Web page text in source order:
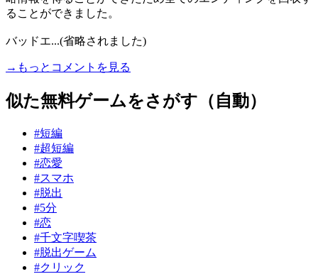
ることができました。
バッドエ...(省略されました)
→もっとコメントを見る
似た無料ゲームをさがす（自動）
#短編
#超短編
#恋愛
#スマホ
#脱出
#5分
#恋
#千文字喫茶
#脱出ゲーム
#クリック